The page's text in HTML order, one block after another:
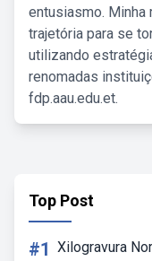
entusiasmo. Minha
trajetória para se
utilizando
renomadas
fdp.aau.edu.et.
Top Post
#1 Xilogravura